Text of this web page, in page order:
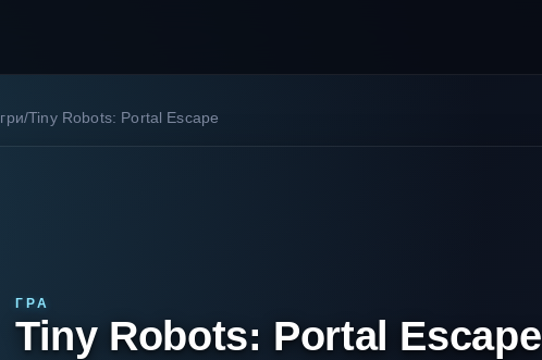
Ігри/Tiny Robots: Portal Escape
ГРА
Tiny Robots: Portal Escape